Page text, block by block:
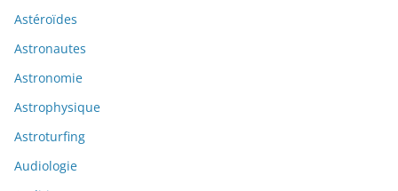
Astéroïdes
Astronautes
Astronomie
Astrophysique
Astroturfing
Audiologie